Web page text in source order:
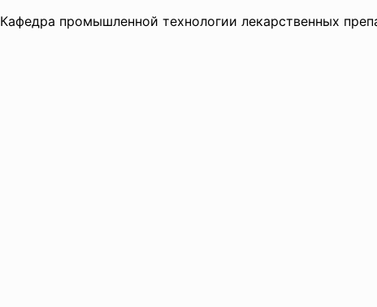
Кафедра промышленной технологии лекарственных